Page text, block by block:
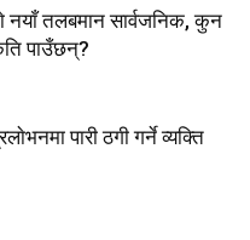
नयाँ तलबमान सार्वजनिक, कुन
पाउँछन्?
पारी ठगी गर्ने व्यक्ति